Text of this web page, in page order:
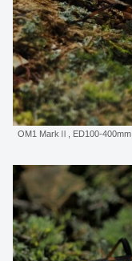
OM1 MarkⅡ, ED100-400mm